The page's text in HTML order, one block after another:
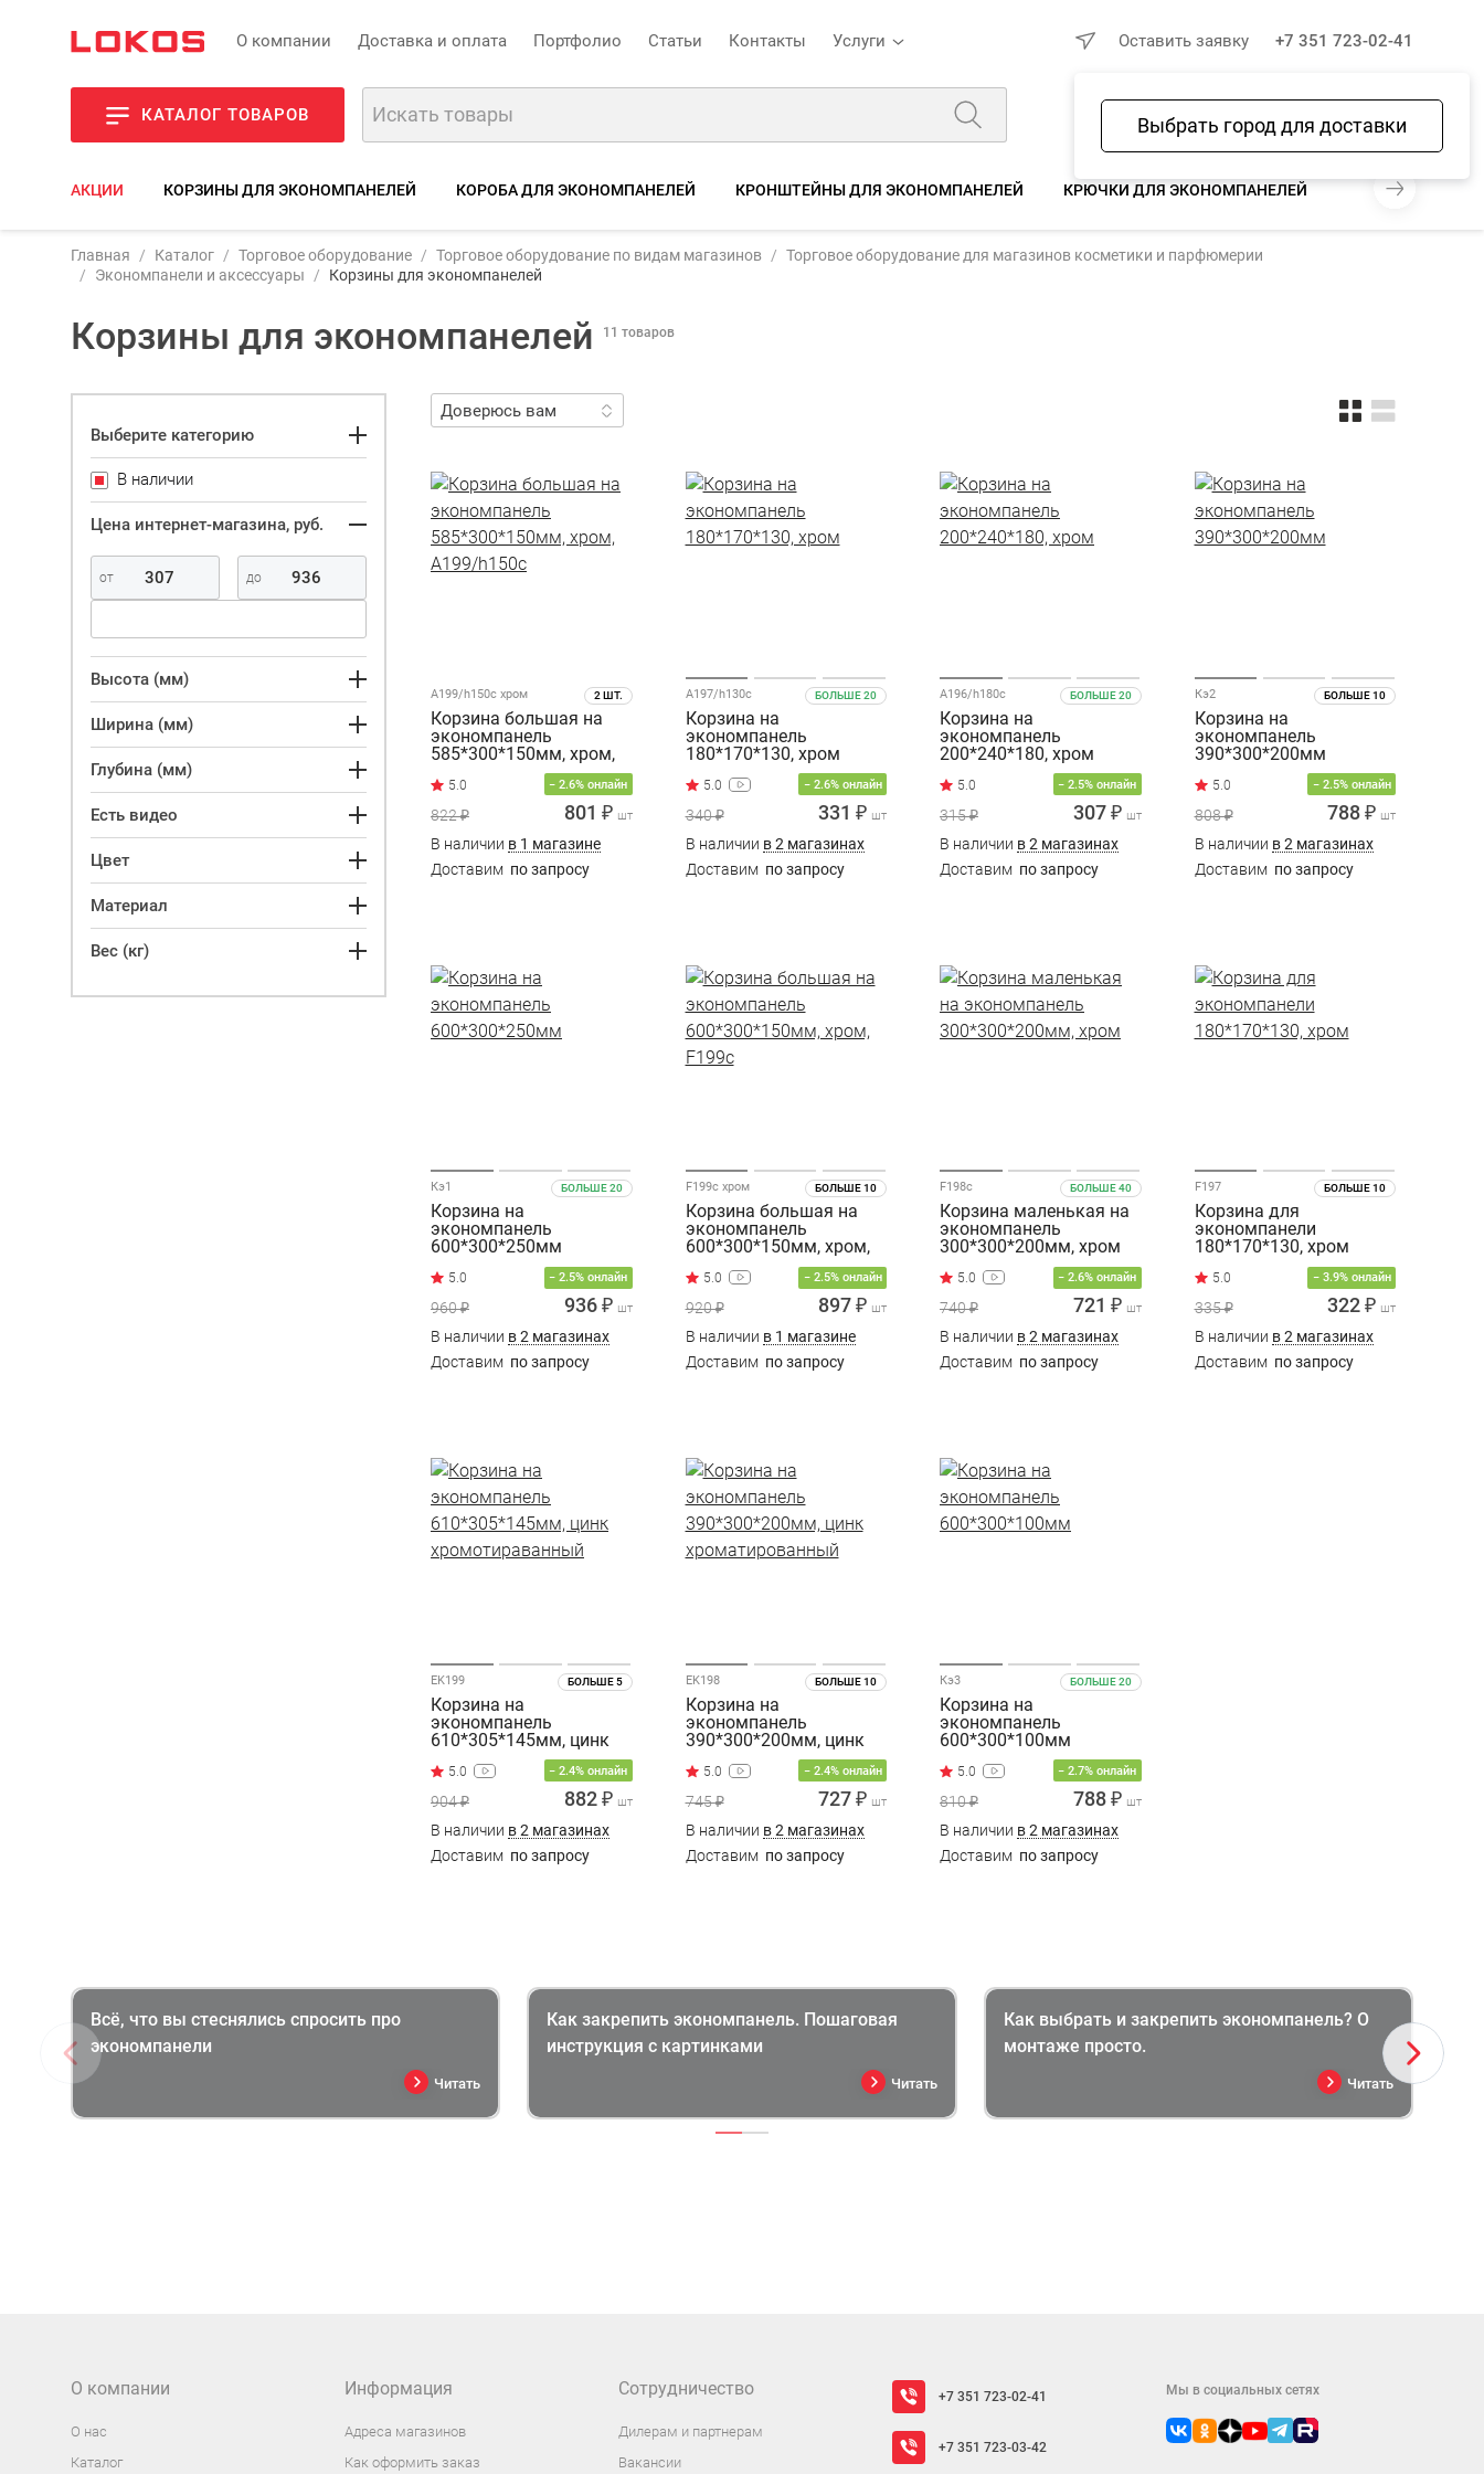
О компании Доставка и оплата Портфолио Статьи Контакты Услуги
Выбрать город для доставки
Оставить заявку +7 351 723-02-41
КАТАЛОГ ТОВАРОВ
Избранное Сравнение Корзина
АКЦИИ КОРЗИНЫ ДЛЯ ЭКОНОМПАНЕЛЕЙ КОРОБА ДЛЯ ЭКОНОМПАНЕЛЕЙ КРОНШТЕЙНЫ ДЛЯ ЭКОНОМПАНЕЛЕЙ КРЮЧКИ ДЛЯ ЭКОНОМПАНЕЛЕЙ ПОЛКИ ДЛЯ
Главная Каталог Торговое оборудование Торговое оборудование по видам магазинов
Торговое оборудование для магазинов косметики и парфюмерии
Экономпанели и аксессуары
Корзины для экономпанелей
Корзины для экономпанелей 11 товаров
Выберите категорию
В наличии
Цена интернет-магазина, руб.
Высота (мм)
Ширина (мм)
Глубина (мм)
Есть видео
Цвет
Материал
Вес (кг)
2 ШТ.
A199/h150c хром
Корзина большая на
экономпанель
585*300*150мм, хром,
− 2.6% онлайн
822 ₽ 801 ₽ шт
В наличии в 1 магазине
Доставим по запросу
БОЛЬШЕ 20
A197/h130c
Корзина на
экономпанель
180*170*130, хром
− 2.6% онлайн
340 ₽ 331 ₽ шт
В наличии в 2 магазинах
Доставим по запросу
БОЛЬШЕ 20
A196/h180c
Корзина на
экономпанель
200*240*180, хром
− 2.5% онлайн
315 ₽ 307 ₽ шт
В наличии в 2 магазинах
Доставим по запросу
БОЛЬШЕ 10
Кэ2
Корзина на
экономпанель
390*300*200мм
− 2.5% онлайн
808 ₽ 788 ₽ шт
В наличии в 2 магазинах
Доставим по запросу
БОЛЬШЕ 20
Кэ1
Корзина на
экономпанель
600*300*250мм
− 2.5% онлайн
960 ₽ 936 ₽ шт
В наличии в 2 магазинах
Доставим по запросу
БОЛЬШЕ 10
F199c хром
Корзина большая на
экономпанель
600*300*150мм, хром,
− 2.5% онлайн
920 ₽ 897 ₽ шт
В наличии в 1 магазине
Доставим по запросу
БОЛЬШЕ 40
F198c
Корзина маленькая на
экономпанель
300*300*200мм, хром
− 2.6% онлайн
740 ₽ 721 ₽ шт
В наличии в 2 магазинах
Доставим по запросу
БОЛЬШЕ 10
F197
Корзина для
экономпанели
180*170*130, хром
− 3.9% онлайн
335 ₽ 322 ₽ шт
В наличии в 2 магазинах
Доставим по запросу
БОЛЬШЕ 5
EK199
Корзина на
экономпанель
610*305*145мм, цинк
хромотираванный
− 2.4% онлайн
904 ₽ 882 ₽ шт
В наличии в 2 магазинах
Доставим по запросу
БОЛЬШЕ 10
EK198
Корзина на
экономпанель
390*300*200мм, цинк
хроматированный
− 2.4% онлайн
745 ₽ 727 ₽ шт
В наличии в 2 магазинах
Доставим по запросу
БОЛЬШЕ 20
Кэ3
Корзина на
экономпанель
600*300*100мм
− 2.7% онлайн
810 ₽ 788 ₽ шт
В наличии в 2 магазинах
Доставим по запросу
Всё, что вы стеснялись спросить про
экономпанели
Читать
Как закрепить экономпанель. Пошаговая
инструкция с картинками
Читать
Как выбрать и закрепить экономпанель? О
монтаже просто.
Читать
О компании
О нас
Каталог
Информация
Адреса магазинов
Как оформить заказ
Сотрудничество
Дилерам и партнерам
Вакансии
+7 351 723-02-41
+7 351 723-03-42
Мы в социальных сетях